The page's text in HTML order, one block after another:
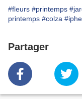
#fleurs #printemps
printemps #colza
Partager